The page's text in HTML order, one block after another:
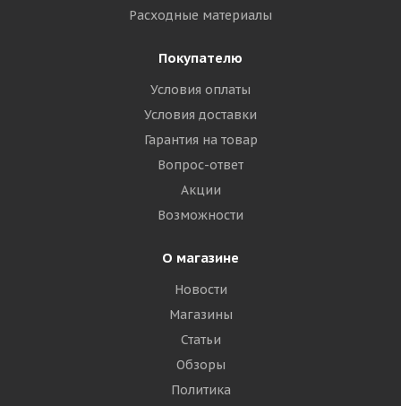
Расходные материалы
Покупателю
Условия оплаты
Условия доставки
Гарантия на товар
Вопрос-ответ
Акции
Возможности
О магазине
Новости
Магазины
Статьи
Обзоры
Политика